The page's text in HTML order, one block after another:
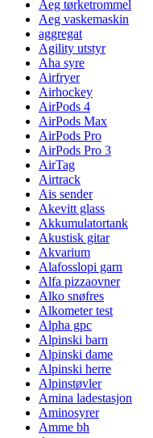
Aeg tørketrommel
Aeg vaskemaskin
aggregat
Agility utstyr
Aha syre
Airfryer
Airhockey
AirPods 4
AirPods Max
AirPods Pro
AirPods Pro 3
AirTag
Airtrack
Ais sender
Akevitt glass
Akkumulatortank
Akustisk gitar
Akvarium
Alafosslopi garn
Alfa pizzaovner
Alko snøfres
Alkometer test
Alpha gpc
Alpinski barn
Alpinski dame
Alpinski herre
Alpinstøvler
Amina ladestasjon
Aminosyrer
Amme bh